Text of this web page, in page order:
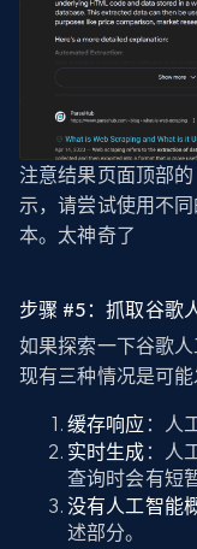
注意结果页面顶部
示，请尝试使用不
本。太神奇了
步骤 #5：抓取谷歌
如果探索一下谷歌
现有三种情况是可能
缓存响应 ：人
实时生成 ：人
查询时会有短
没有人工智能
述部分。